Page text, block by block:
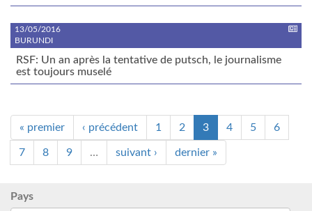
13/05/2016
BURUNDI
RSF: Un an après la tentative de putsch, le journalisme
est toujours muselé
« premier ‹ précédent 1 2 3 4 5 6
7 8 9 … suivant › dernier »
Pays